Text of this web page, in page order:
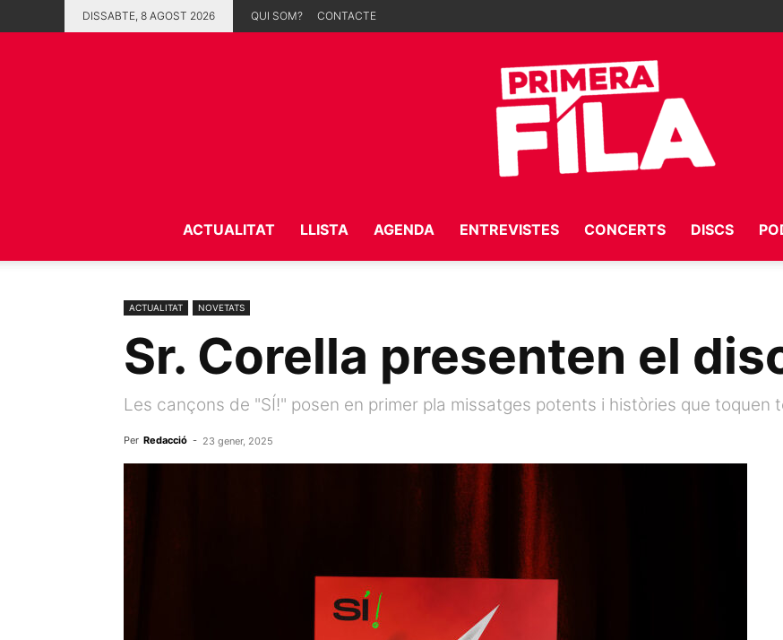
DISSABTE, 8 AGOST 2026 QUI SOM? CONTACTE
Fila
ACTUALITAT LLISTA AGENDA ENTREVISTES CONCERTS DISCS
ACTUALITAT NOVETATS
Sr. Corella presenten el
Les cançons de "SÍ!" posen en primer pla missatges potents i històries que toquen
Per Redacció - 23 gener, 2025